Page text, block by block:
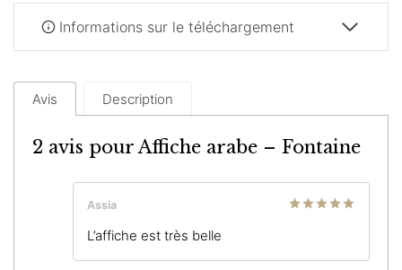
Informations sur le téléchargement
Avis Description
2 avis pourAffiche arabe – Fontaine
Assia
L’affiche est très belle